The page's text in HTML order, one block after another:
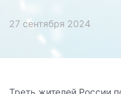
27 сентября 2024